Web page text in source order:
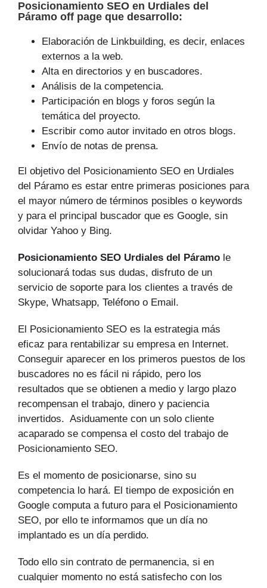
Posicionamiento SEO en Urdiales del
Páramo off page que desarrollo:
Elaboración de Linkbuilding, es decir, enlaces
externos a la web.
Alta en directorios y en buscadores.
Análisis de la competencia.
Participación en blogs y foros según la
temática del proyecto.
Escribir como autor invitado en otros blogs.
Envío de notas de prensa.
El objetivo del Posicionamiento SEO en Urdiales
del Páramo es estar entre primeras posiciones para
el mayor número de tér­minos posibles o keywords
y para el principal buscador que es Google, sin
olvidar Yahoo y Bing.
Posicionamiento SEO Urdiales del Páramo le
solucionará todas sus dudas, disfruto de un
servicio de soporte para los clientes a través de
Skype, Whatsapp, Teléfono o Email.
El Posicionamiento SEO es la estrategia más
eficaz para rentabilizar su empresa en Internet.
Conseguir aparecer en los primeros puestos de los
buscadores no es fácil ni rápido, pero los
resultados que se obtienen a medio y largo plazo
recompensan el trabajo, dinero y paciencia
invertidos. Asiduamente con un solo cliente
acaparado se compensa el costo del trabajo de
Posicionamiento SEO.
Es el momento de posicionarse, sino su
competencia lo hará. El tiempo de exposición en
Google computa a futuro para el Posicionamiento
SEO, por ello te informamos que un día no
implantado es un día perdido.
Todo ello sin contrato de permanencia, si en
cualquier momento no está satisfecho con los